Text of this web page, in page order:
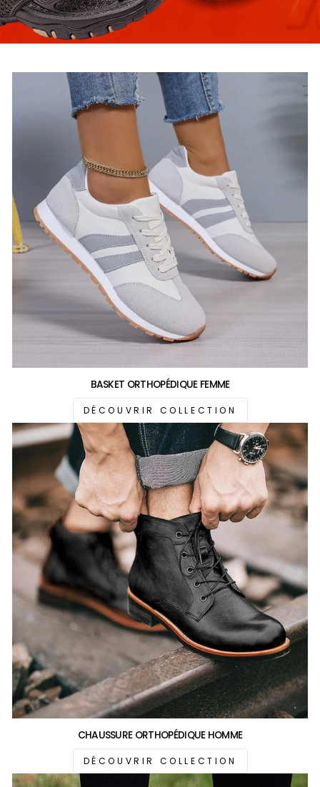
BASKET ORTHOPÉDIQUE FEMME
DÉCOUVRIR COLLECTION
CHAUSSURE ORTHOPÉDIQUE HOMME
DÉCOUVRIR COLLECTION